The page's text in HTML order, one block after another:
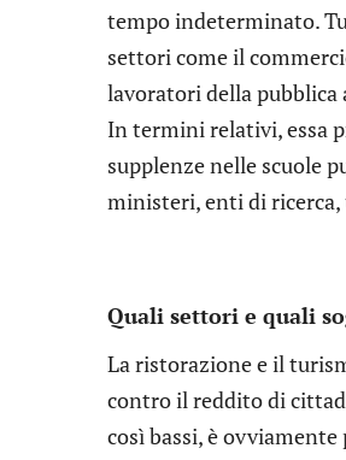
tempo indeterminato.
settori come il
lavoratori della pubblica
In termini relativi, essa
supplenze nelle scuole
ministeri, enti di ricerca,
Quali settori e quali
La ristorazione e il
contro il reddito di
così bassi, è